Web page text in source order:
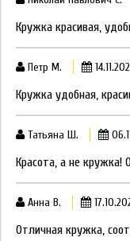
Кружка красивая,
Петр М.
Кружка удобная,
Татьяна Ш.
Красота, а не кружка!
Анна В.
Отличная кружка,